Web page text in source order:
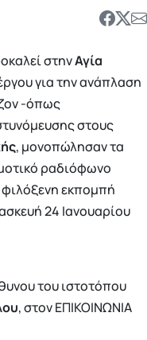
στηνΑγία
για την ανάπλαση
-όπως
στους
, μονοπώλησαν τα
ραδιόφωνο
φιλόξενη εκπομπή
24 Ιανουαρίου
του ιστοτόπου
, στον ΕΠΙΚΟΙΝΩΝΙΑ